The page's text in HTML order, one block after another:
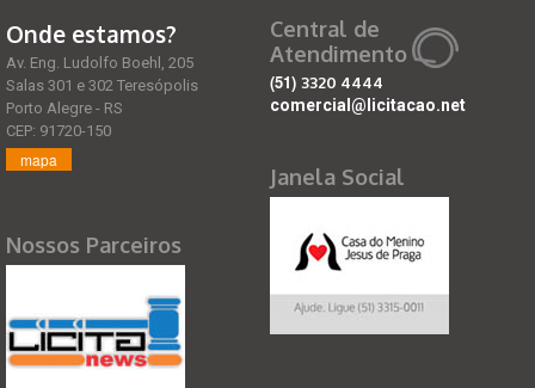
Onde estamos?
Av. Eng. Ludolfo Boehl, 205
Salas 301 e 302 Teresópolis
Porto Alegre - RS
CEP: 91720-150
mapa
Nossos Parceiros
Central de
Atendimento
(51) 3320 4444
comercial@licitacao.net
Janela Social